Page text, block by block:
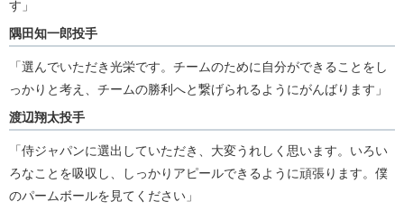
す」
隅田知一郎投手
「選んでいただき光栄です。チームのために自分ができることをし
っかりと考え、チームの勝利へと繋げられるようにがんばります」
渡辺翔太投手
「侍ジャパンに選出していただき、大変うれしく思います。いろい
ろなことを吸収し、しっかりアピールできるように頑張ります。僕
のパームボールを見てください」